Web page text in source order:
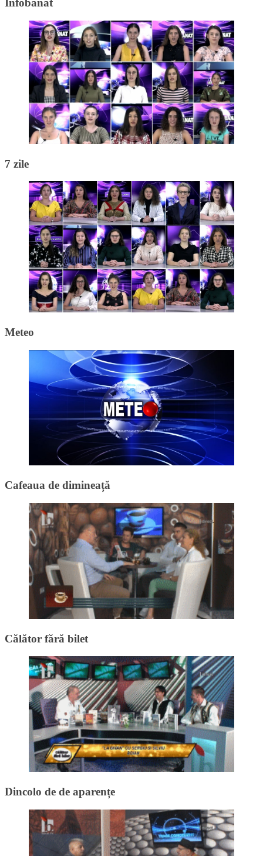
Infobanat
7 zile
Meteo
Cafeaua de dimineață
Călător fără bilet
Dincolo de de aparențe